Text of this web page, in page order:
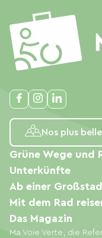
Nos plus
Ma Voie Verte, die
Grüne Wege und
Unterkünfte
Ab einer
Mit dem Rad
Das Magazin